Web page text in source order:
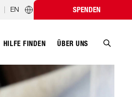
| EN
LänderprogrammeSPENDEN
HILFE FINDEN ÜBER UNS